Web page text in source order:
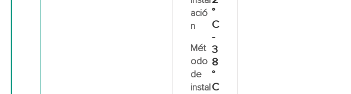
ació
n
Mét
odo
de
instal
°
C
-
3
8
°
C